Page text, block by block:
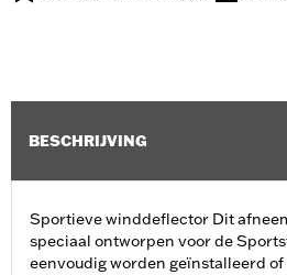
BESCHRIJVING
Sportieve winddeflector Dit
speciaal ontworpen voor de
eenvoudig worden geïnstalleerd